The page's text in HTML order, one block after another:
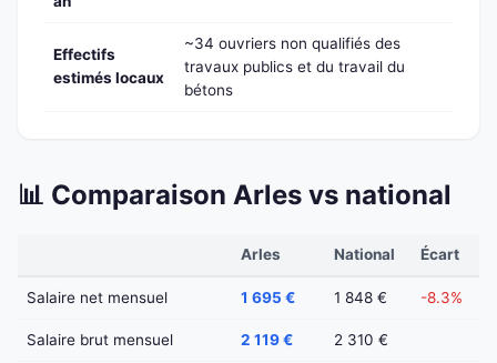
Effectifs
estimés locaux
~34 ouvriers non qualifiés des
travaux publics et du travail du
bétons
📊 Comparaison Arles vs national
Arles National Écart
Salaire net mensuel 1 695 € 1 848 € -8.3%
Salaire brut mensuel 2 119 € 2 310 €